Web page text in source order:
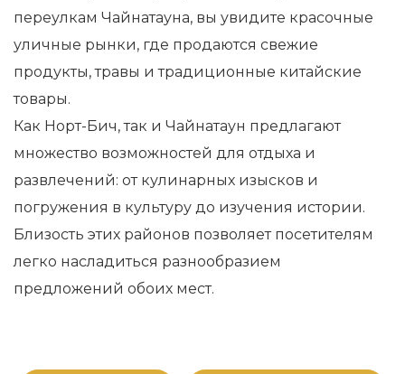
переулкам Чайнатауна, вы увидите красочные
уличные рынки, где продаются свежие
продукты, травы и традиционные китайские
товары.
Как Норт-Бич, так и Чайнатаун ​​предлагают
множество возможностей для отдыха и
развлечений: от кулинарных изысков и
погружения в культуру до изучения истории.
Близость этих районов позволяет посетителям
легко насладиться разнообразием
предложений обоих мест.